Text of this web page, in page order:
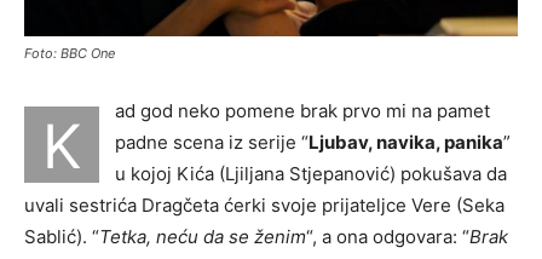
Foto: BBC One
K
ad god neko pomene brak prvo mi na pamet
padne scena iz serije “Ljubav, navika, panika”
u kojoj Kića (Ljiljana Stjepanović) pokušava da
uvali sestrića Dragčeta ćerki svoje prijateljce Vere (Seka
Sablić). “Tetka, neću da se ženim“, a ona odgovara: “Brak